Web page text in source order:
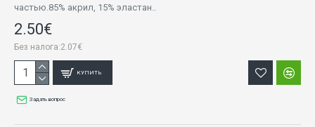
частью.85% акрил, 15% эластан..
2.50€
Без налога:2.07€
КУПИТЬ
Задать вопрос